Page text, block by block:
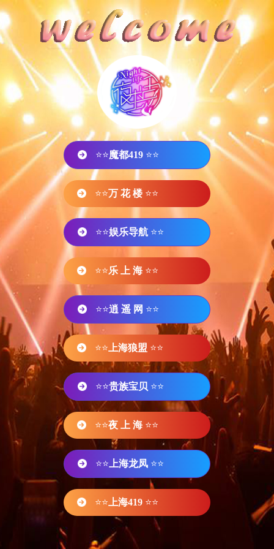
⭐⭐魔都419 ⭐⭐
⭐⭐万 花 楼 ⭐⭐
⭐⭐娱乐导航 ⭐⭐
⭐⭐乐 上 海 ⭐⭐
⭐⭐逍 遥 网 ⭐⭐
⭐⭐ 上海狼盟 ⭐⭐
⭐⭐贵族宝贝 ⭐⭐
⭐⭐夜 上 海 ⭐⭐
⭐⭐ 上海龙凤 ⭐⭐
⭐⭐ 上海419 ⭐⭐